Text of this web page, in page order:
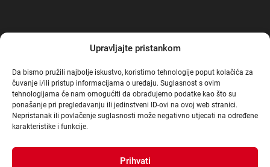
Upravljajte pristankom
Da bismo pružili najbolje iskustvo, koristimo tehnologije poput kolačića za
čuvanje i/ili pristup informacijama o uređaju. Suglasnost s ovim
tehnologijama će nam omogućiti da obrađujemo podatke kao što su
ponašanje pri pregledavanju ili jedinstveni ID-ovi na ovoj web stranici.
Nepristanak ili povlačenje suglasnosti može negativno utjecati na određene
karakteristike i funkcije.
Prihvati